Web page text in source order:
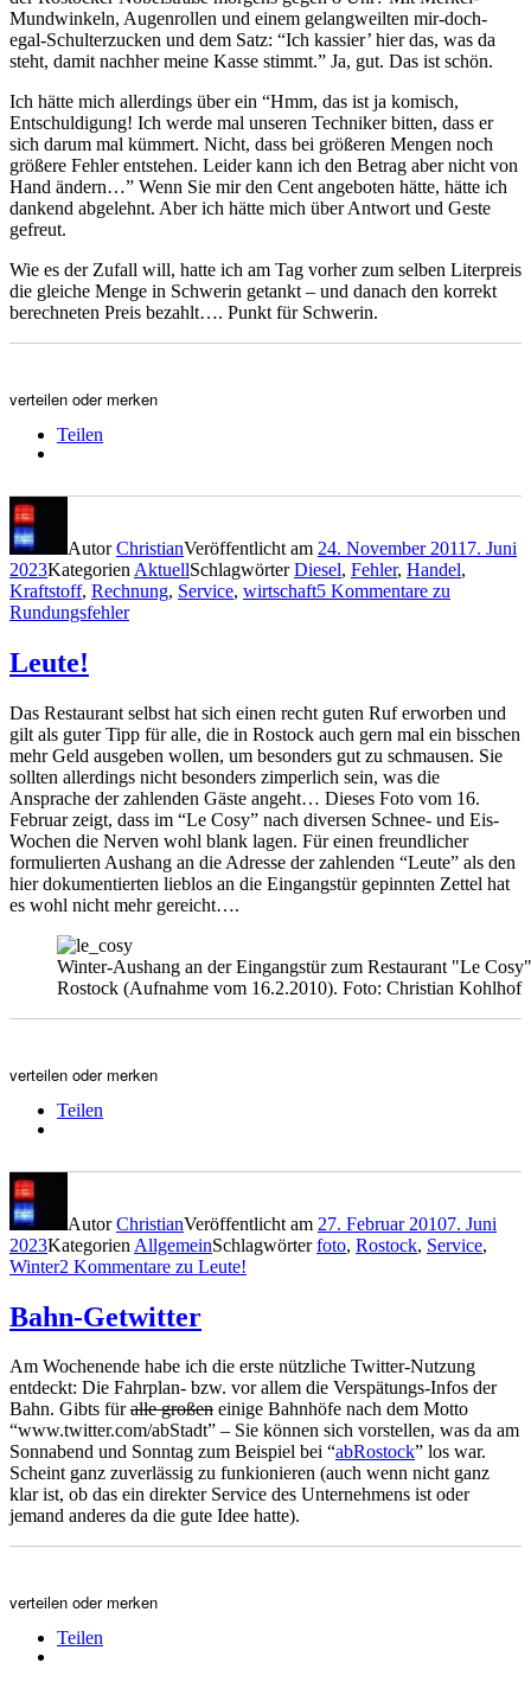
Mundwinkeln, Augenrollen und einem gelangweilten mir-doch-
egal-Schulterzucken und dem Satz: “Ich kassier’ hier das, was da
steht, damit nachher meine Kasse stimmt.” Ja, gut. Das ist schön.
Ich hätte mich allerdings über ein “Hmm, das ist ja komisch,
Entschuldigung! Ich werde mal unseren Techniker bitten, dass er
sich darum mal kümmert. Nicht, dass bei größeren Mengen noch
größere Fehler entstehen. Leider kann ich den Betrag aber nicht von
Hand ändern…” Wenn Sie mir den Cent angeboten hätte, hätte ich
dankend abgelehnt. Aber ich hätte mich über Antwort und Geste
gefreut.
Wie es der Zufall will, hatte ich am Tag vorher zum selben Literpreis
die gleiche Menge in Schwerin getankt – und danach den korrekt
berechneten Preis bezahlt…. Punkt für Schwerin.
verteilen oder merken
Teilen
AutorChristianVeröffentlicht am 24. November 2011 7. Juni
2023Kategorien AktuellSchlagwörterDiesel, Fehler, Handel,
Kraftstoff, Rechnung, Service, wirtschaft5 Kommentare zu
Rundungsfehler
Leute!
Das Restaurant selbst hat sich einen recht guten Ruf erworben und
gilt als guter Tipp für alle, die in Rostock auch gern mal ein bisschen
mehr Geld ausgeben wollen, um besonders gut zu schmausen. Sie
sollten allerdings nicht besonders zimperlich sein, was die
Ansprache der zahlenden Gäste angeht… Dieses Foto vom 16.
Februar zeigt, dass im “Le Cosy” nach diversen Schnee- und Eis-
Wochen die Nerven wohl blank lagen. Für einen freundlicher
formulierten Aushang an die Adresse der zahlenden “Leute” als den
hier dokumentierten lieblos an die Eingangstür gepinnten Zettel hat
es wohl nicht mehr gereicht….
Winter-Aushang an der Eingangstür zum Restaurant "Le
Rostock (Aufnahme vom 16.2.2010). Foto: Christian Kohlhof
verteilen oder merken
Teilen
AutorChristianVeröffentlicht am 27. Februar 20107. Juni
2023Kategorien AllgemeinSchlagwörterfoto, Rostock, Service,
Winter2 Kommentare zu Leute!
Bahn-Getwitter
Am Wochenende habe ich die erste nützliche Twitter-Nutzung
entdeckt: Die Fahrplan- bzw. vor allem die Verspätungs-Infos der
Bahn. Gibts füralle großen einige Bahnhöfe nach dem Motto
“www.twitter.com/abStadt” – Sie können sich vorstellen, was da am
Sonnabend und Sonntag zum Beispiel bei “abRostock” los war.
Scheint ganz zuverlässig zu funkionieren (auch wenn nicht ganz
klar ist, ob das ein direkter Service des Unternehmens ist oder
jemand anderes da die gute Idee hatte).
verteilen oder merken
Teilen